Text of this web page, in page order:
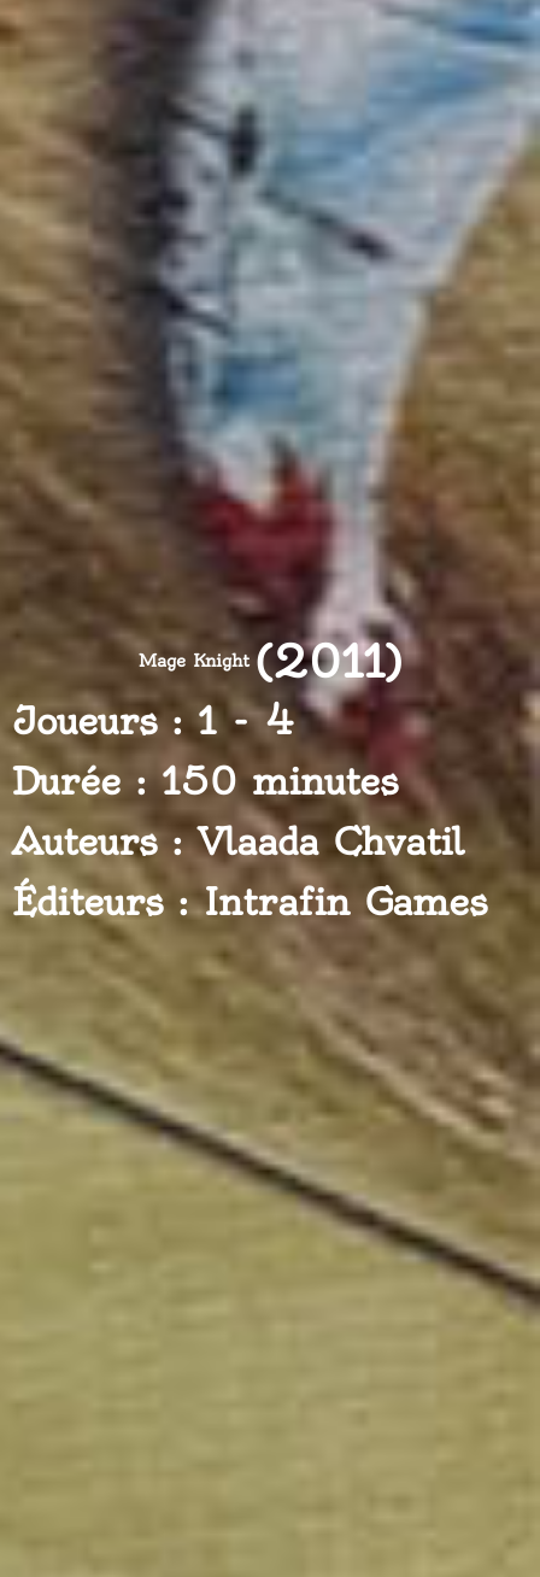
Mage Knight (2011)
Joueurs : 1 - 4
Durée : 150 minutes
Auteurs : Vlaada Chvatil
Éditeurs : Intrafin Games